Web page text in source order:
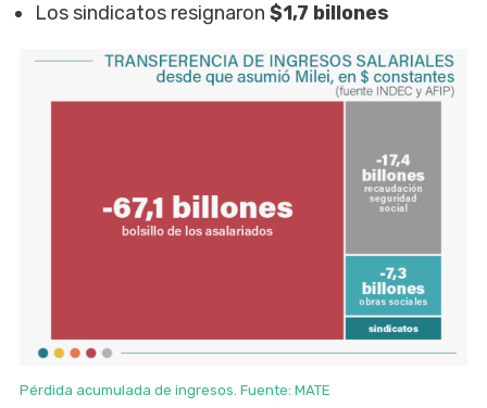
Los sindicatos resignaron$1,7 billones
Pérdida acumulada de ingresos. Fuente: MATE